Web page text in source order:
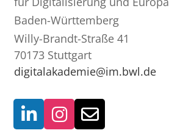
Baden-Württemberg
Willy-Brandt-Straße 41
70173 Stuttgart
digitalakademie@im.bwl.de